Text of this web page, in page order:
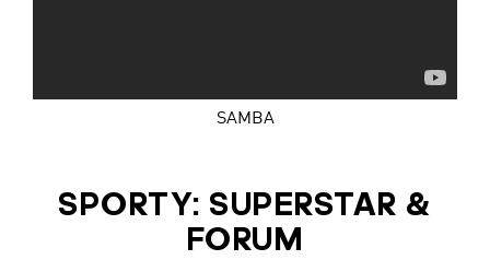
SAMBA
SPORTY: SUPERSTAR &
FORUM